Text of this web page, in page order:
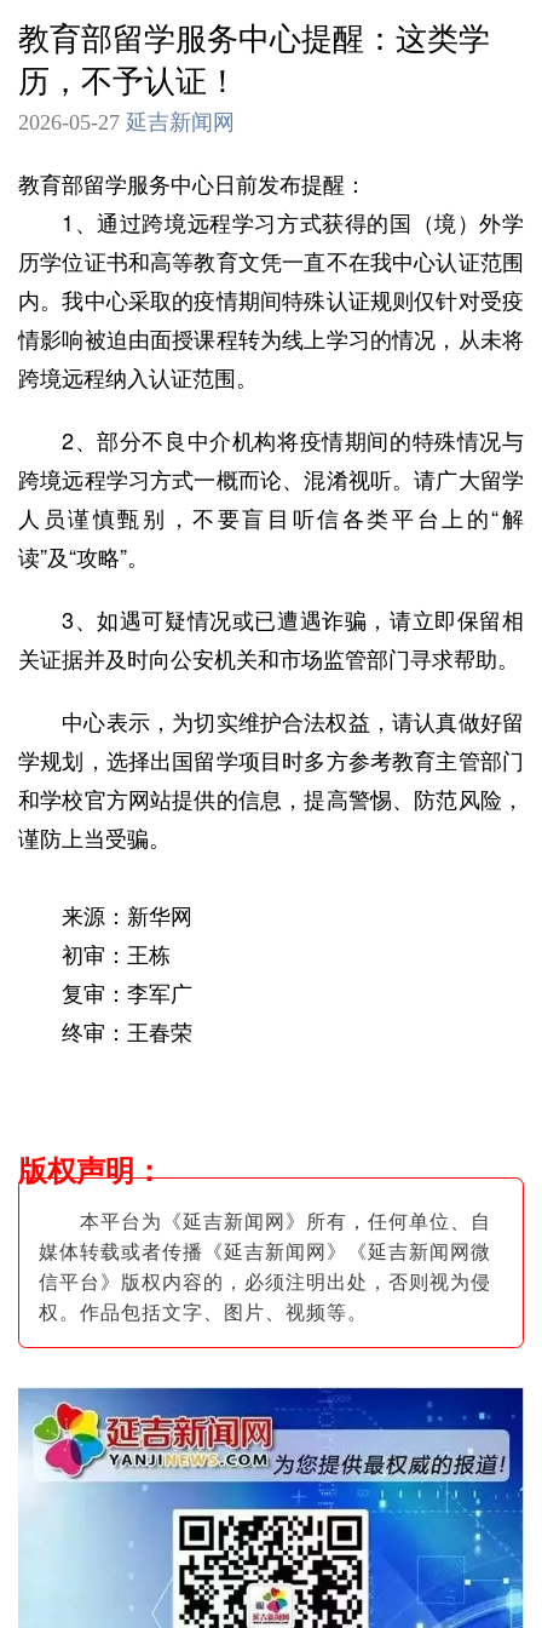
教育部留学服务中心提醒：这类学
历，不予认证！
2026-05-27 延吉新闻网
教育部留学服务中心日前发布提醒：
1、通过跨境远程学习方式获得的国（境）外学
历学位证书和高等教育文凭一直不在我中心认证范围
内。我中心采取的疫情期间特殊认证规则仅针对受疫
情影响被迫由面授课程转为线上学习的情况，从未将
跨境远程纳入认证范围。
2、部分不良中介机构将疫情期间的特殊情况与
跨境远程学习方式一概而论、混淆视听。请广大留学
人员谨慎甄别，不要盲目听信各类平台上的“解
读”及“攻略”。
3、如遇可疑情况或已遭遇诈骗，请立即保留相
关证据并及时向公安机关和市场监管部门寻求帮助。
中心表示，为切实维护合法权益，请认真做好留
学规划，选择出国留学项目时多方参考教育主管部门
和学校官方网站提供的信息，提高警惕、防范风险，
谨防上当受骗。
来源：新华网
初审：王栋
复审：李军广
终审：王春荣
版权声明：
本平台为《延吉新闻网》所有，任何单位、自
媒体转载或者传播《延吉新闻网》《延吉新闻网微
信平台》版权内容的，必须注明出处，否则视为侵
权。作品包括文字、图片 、视频等。